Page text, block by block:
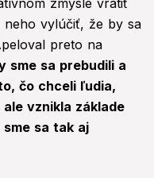
zmysle vrátiť
neho vylúčiť, že by sa
preto na
sme sa prebudili a
čo chceli ľudia,
vznikla základe
sa tak aj